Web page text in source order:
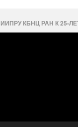
КБНЦ РАН К 25-